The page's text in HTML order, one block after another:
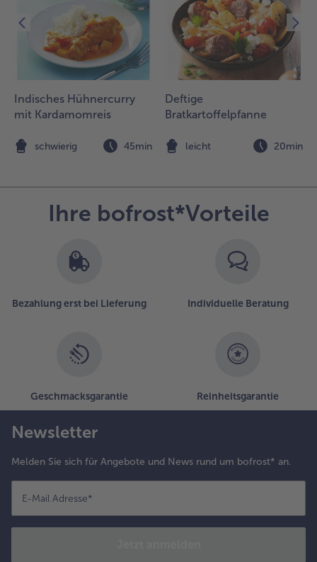
Indisches Hühnercurry
mit Kardamomreis
schwierig 45min
Deftige
Bratkartoffelpfanne
leicht 20min
Ihre bofrost*Vorteile
Bezahlung erst bei Lieferung Individuelle Beratung
Geschmacksgarantie Reinheitsgarantie
Newsletter
Melden Sie sich für Angebote und News rund um bofrost* an.
E-Mail Adresse*